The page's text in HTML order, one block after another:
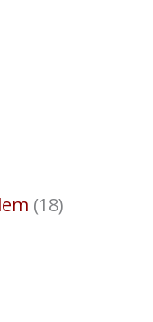
18